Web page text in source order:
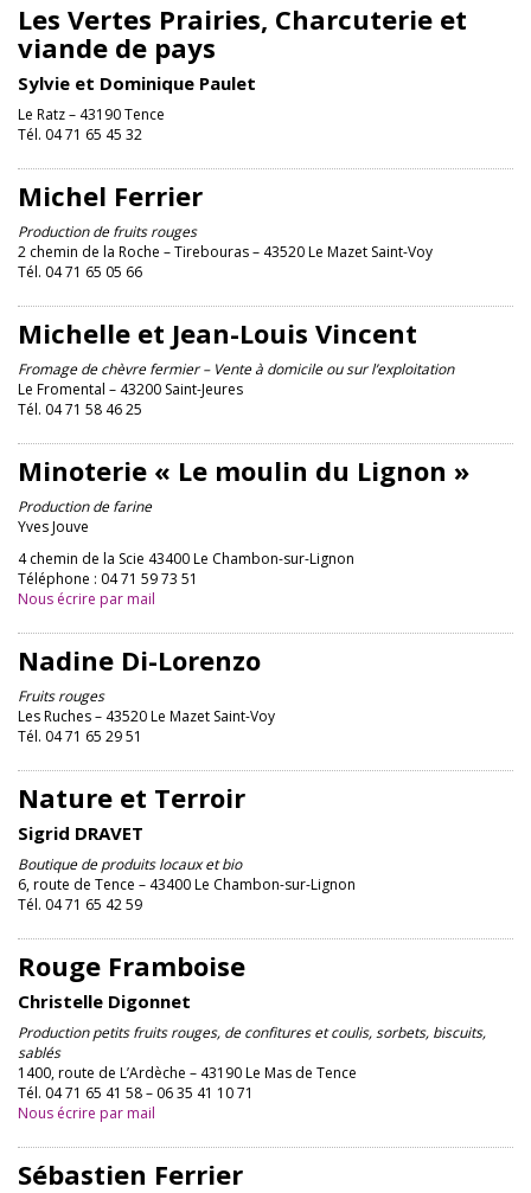
Les Vertes Prairies, Charcuterie et
viande de pays
Sylvie et Dominique Paulet
Le Ratz – 43190 Tence
Tél. 04 71 65 45 32
Michel Ferrier
Production de fruits rouges
2 chemin de la Roche – Tirebouras – 43520 Le Mazet Saint-Voy
Tél. 04 71 65 05 66
Michelle et Jean-Louis Vincent
Fromage de chèvre fermier – Vente à domicile ou sur l’exploitation
Le Fromental – 43200 Saint-Jeures
Tél. 04 71 58 46 25
Minoterie « Le moulin du Lignon »
Production de farine
Yves Jouve
4 chemin de la Scie 43400 Le Chambon-sur-Lignon
Téléphone : 04 71 59 73 51
Nous écrire par mail
Nadine Di-Lorenzo
Fruits rouges
Les Ruches – 43520 Le Mazet Saint-Voy
Tél. 04 71 65 29 51
Nature et Terroir
Sigrid DRAVET
Boutique de produits locaux et bio
6, route de Tence – 43400 Le Chambon-sur-Lignon
Tél. 04 71 65 42 59
Rouge Framboise
Christelle Digonnet
Production petits fruits rouges, de confitures et coulis, sorbets, biscuits,
sablés
1400, route de L’Ardèche – 43190 Le Mas de Tence
Tél. 04 71 65 41 58 – 06 35 41 10 71
Nous écrire par mail
Sébastien Ferrier